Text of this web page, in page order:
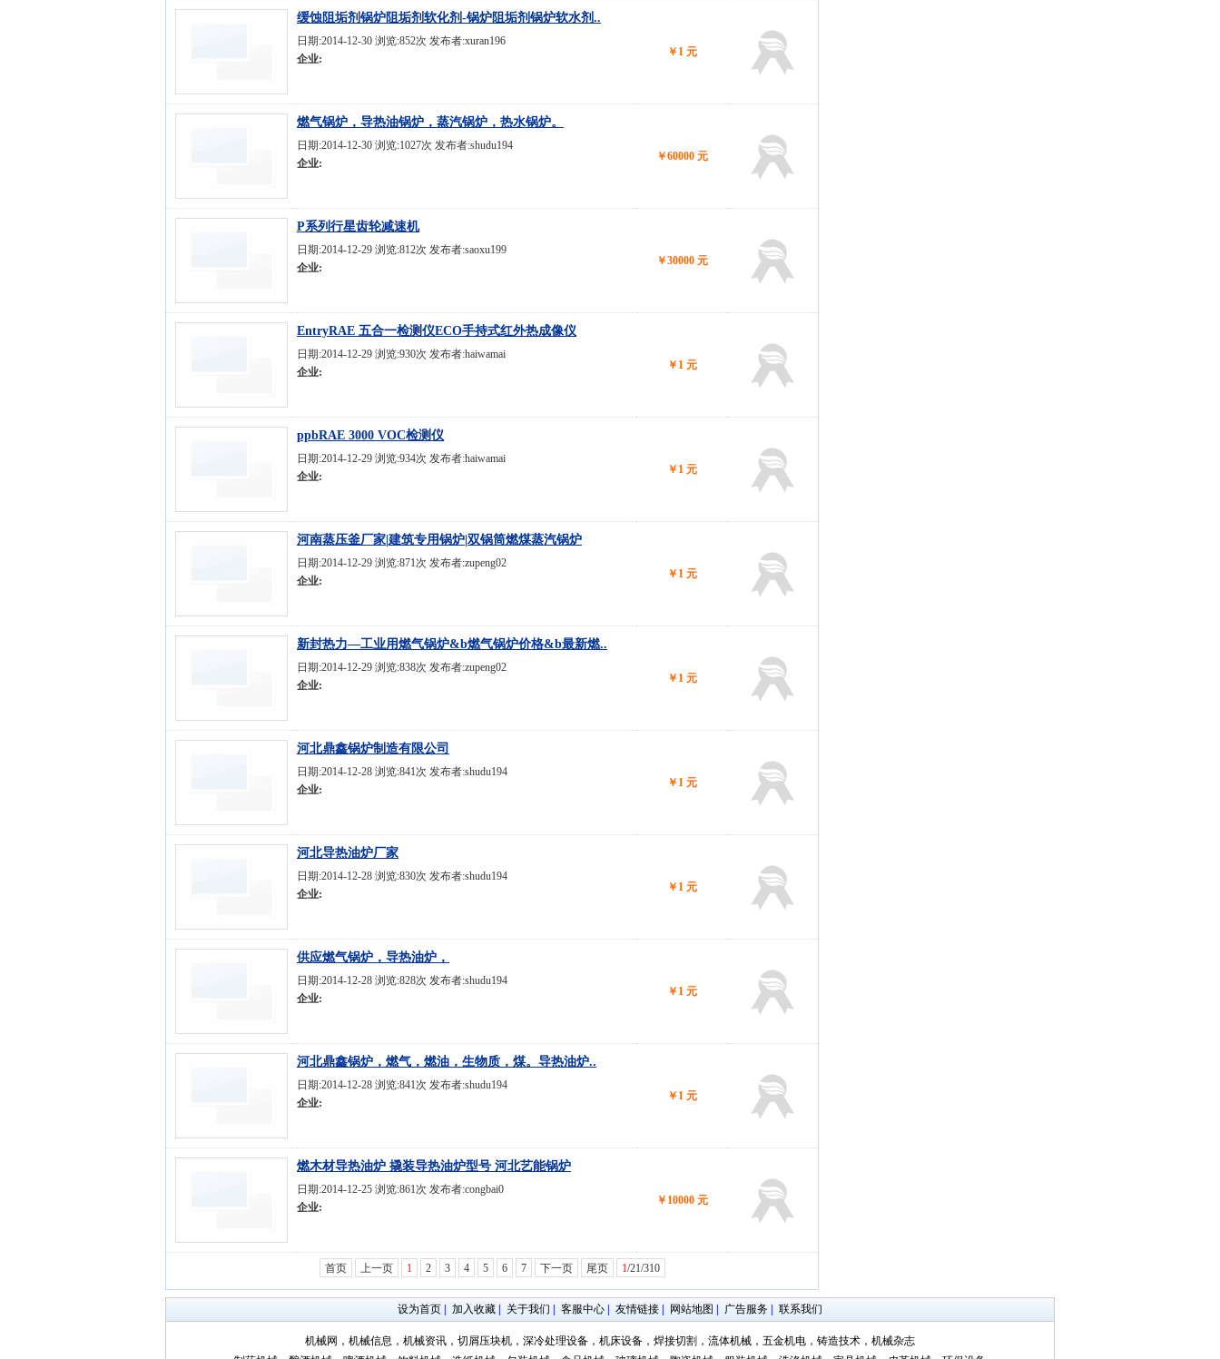
缓蚀阻垢剂锅炉阻垢剂软化剂-锅炉阻垢剂锅炉软水剂..
日期:2014-12-30 浏览:852次 发布者:xuran196
企业:
￥1 元
燃气锅炉，导热油锅炉，蒸汽锅炉，热水锅炉。
日期:2014-12-30 浏览:1027次 发布者:shudu194
企业:
￥60000 元
P系列行星齿轮减速机
日期:2014-12-29 浏览:812次 发布者:saoxu199
企业:
￥30000 元
EntryRAE 五合一检测仪ECO手持式红外热成像仪
日期:2014-12-29 浏览:930次 发布者:haiwamai
企业:
￥1 元
ppbRAE 3000 VOC检测仪
日期:2014-12-29 浏览:934次 发布者:haiwamai
企业:
￥1 元
河南蒸压釜厂家|建筑专用锅炉|双锅筒燃煤蒸汽锅炉
日期:2014-12-29 浏览:871次 发布者:zupeng02
企业:
￥1 元
新封热力—工业用燃气锅炉&b燃气锅炉价格&b最新燃..
日期:2014-12-29 浏览:838次 发布者:zupeng02
企业:
￥1 元
河北鼎鑫锅炉制造有限公司
日期:2014-12-28 浏览:841次 发布者:shudu194
企业:
￥1 元
河北导热油炉厂家
日期:2014-12-28 浏览:830次 发布者:shudu194
企业:
￥1 元
供应燃气锅炉，导热油炉，
日期:2014-12-28 浏览:828次 发布者:shudu194
企业:
￥1 元
河北鼎鑫锅炉，燃气，燃油，生物质，煤。导热油炉..
日期:2014-12-28 浏览:841次 发布者:shudu194
企业:
￥1 元
燃木材导热油炉 撬装导热油炉型号 河北艺能锅炉
日期:2014-12-25 浏览:861次 发布者:congbai0
企业:
￥10000 元
首页 上一页 1 2 3 4 5 6 7 下一页 尾页 1/21/310
设为首页 加入收藏 关于我们 客服中心 友情链接 网站地图 广告服务 联系我们
机械网，机械信息，机械资讯，切屑压块机，深冷处理设备，机床设备，焊接切割，流体机械，五金机电，铸造技术，机械杂志